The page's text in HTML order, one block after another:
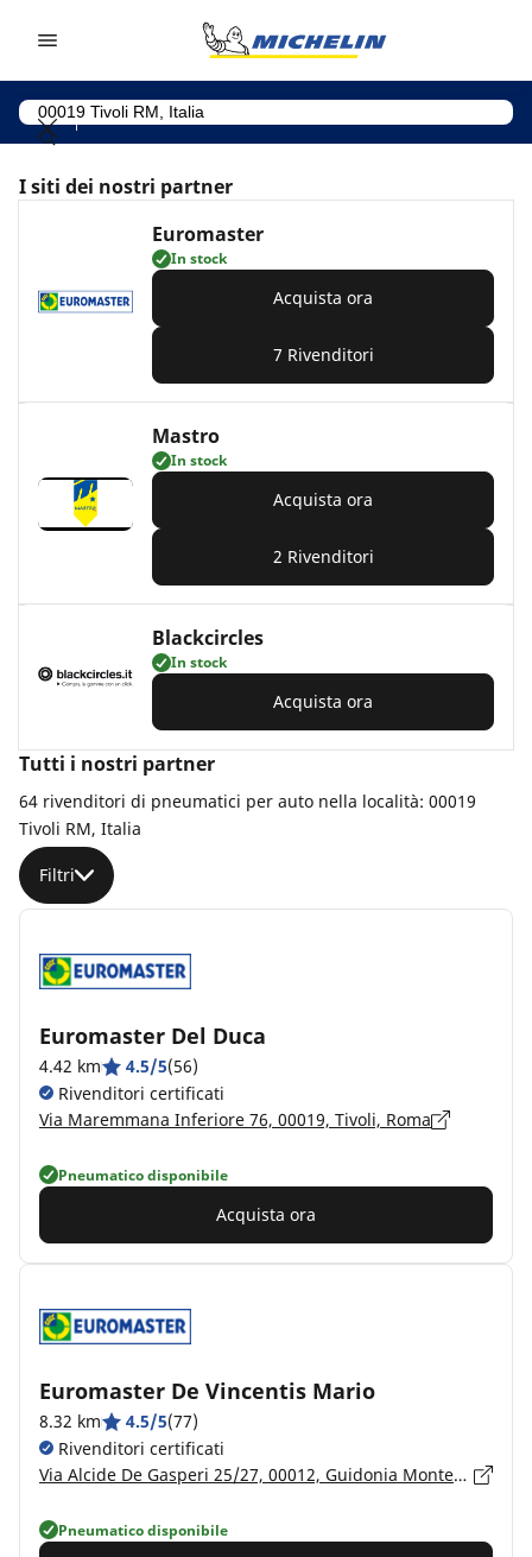
I siti dei nostri partner
Euromaster
In stock
Acquista ora
7 Rivenditori
Mastro
In stock
Acquista ora
2 Rivenditori
Blackcircles
In stock
Acquista ora
Tutti i nostri partner
64 rivenditori di pneumatici per auto nella località: 00019
Tivoli RM, Italia
Filtri
Euromaster Del Duca
4.42 km 4.5/5(56)
Rivenditori certificati
Via Maremmana Inferiore 76, 00019, Tivoli, Roma
Pneumatico disponibile
Acquista ora
Euromaster De Vincentis Mario
8.32 km 4.5/5(77)
Rivenditori certificati
Via Alcide De Gasperi 25/27, 00012, Guidonia Montecelio, Roma
Pneumatico disponibile